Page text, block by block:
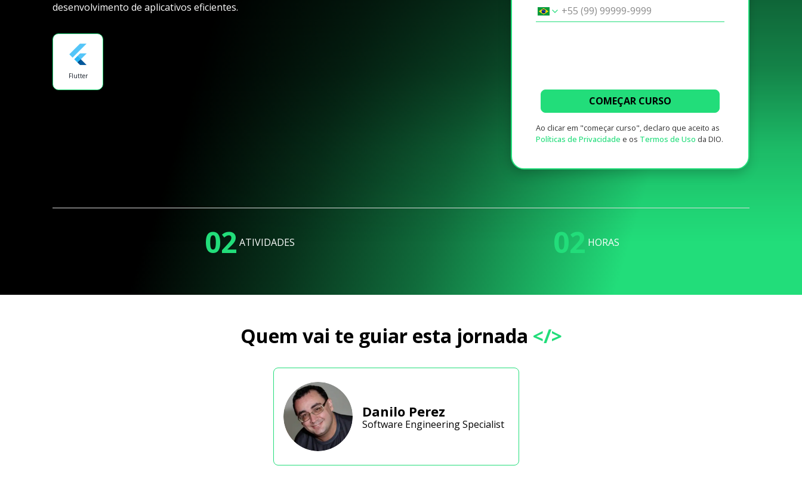
desenvolvimento de aplicativos eficientes.
Flutter
COMEÇAR CURSO
Ao clicar em "começar curso", declaro que aceito as
Políticas de Privacidade e os Termos de Uso da DIO.
02 ATIVIDADES 02 HORAS
Quem vai te guiar esta jornada </>
Danilo Perez
Software Engineering Specialist